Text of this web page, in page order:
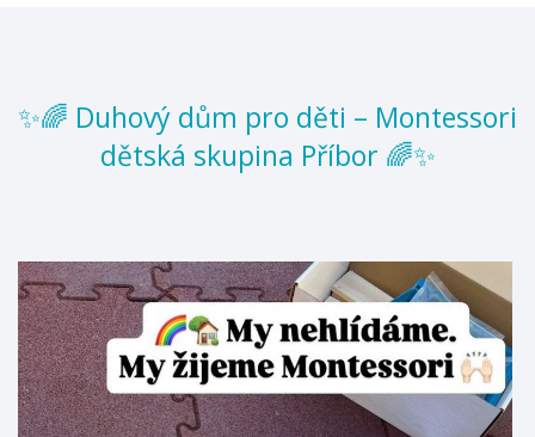
✨🌈 Duhový dům pro děti – Montessori
dětská skupina Příbor 🌈✨